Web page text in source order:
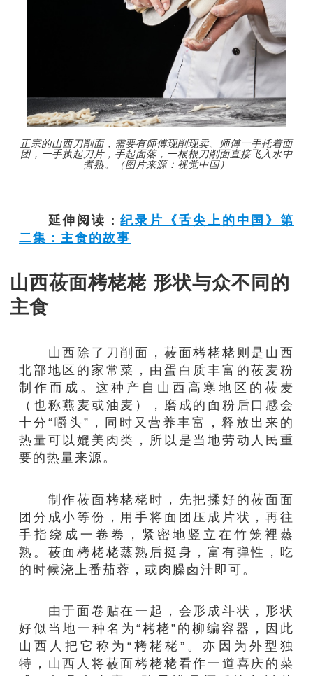
正宗的山西刀削面，需要有师傅现削现卖。师傅一手托着面
团，一手执起刀片，手起面落，一根根刀削面直接飞入水中
煮熟。（图片来源：视觉中国）
延伸阅读：纪录片《舌尖上的中国》第
二集：主食的故事
山西莜面栲栳栳 形状与众不同的
主食
山西除了刀削面，莜面栲栳栳则是山西
北部地区的家常菜，由蛋白质丰富的莜麦粉
制作而成。这种产自山西高寒地区的莜麦
（也称燕麦或油麦），磨成的面粉后口感会
十分“嚼头”，同时又营养丰富，释放出来的
热量可以媲美肉类，所以是当地劳动人民重
要的热量来源。
制作莜面栲栳栳时，先把揉好的莜面面
团分成小等份，用手将面团压成片状，再往
手指绕成一卷卷，紧密地竖立在竹笼裡蒸
熟。莜面栲栳栳蒸熟后挺身，富有弹性，吃
的时候浇上番茄蓉，或肉臊卤汁即可。
由于面卷贴在一起，会形成斗状，形状
好似当地一种名为“栲栳”的柳编容器，因此
山西人把它称为“栲栳栳”。亦因为外型独
特，山西人将莜面栲栳栳看作一道喜庆的菜